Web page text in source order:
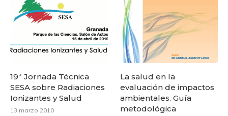
19ª Jornada Técnica
SESA sobre Radiaciones
Ionizantes y Salud
13 marzo 2010
La salud en la
evaluación de impactos
ambientales. Guía
metodológica